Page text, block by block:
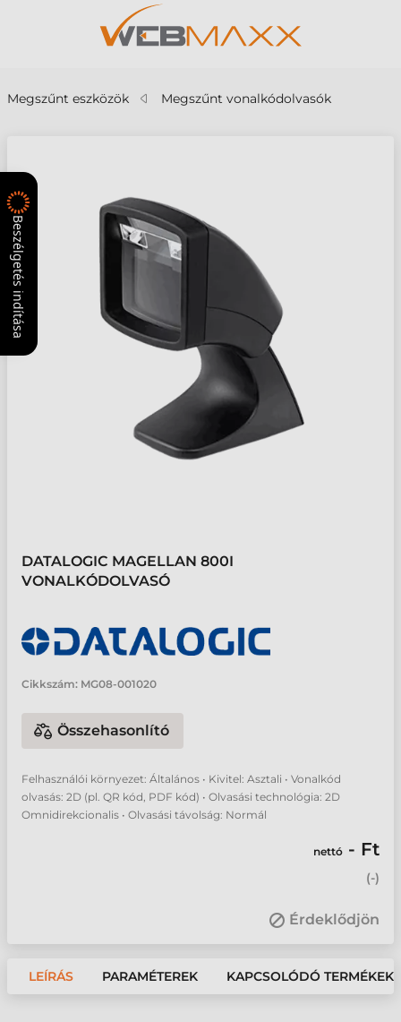
Megszűnt eszközök Megszűnt vonalkódolvasók
DATALOGIC MAGELLAN 800I
VONALKÓDOLVASÓ
Cikkszám: MG08-001020
Összehasonlító
Felhasználói környezet: Általános • Kivitel: Asztali • Vonalkód
olvasás: 2D (pl. QR kód, PDF kód) • Olvasási technológia: 2D
Omnidirekcionalis • Olvasási távolság: Normál
nettó - Ft
(-)
Érdeklődjön
LEÍRÁS PARAMÉTEREK KAPCSOLÓDÓ TERMÉKEK
Beszélgetés indítása